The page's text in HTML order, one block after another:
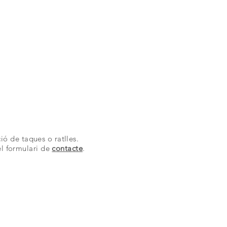
de taques o ratlles.
formulari decontacte.